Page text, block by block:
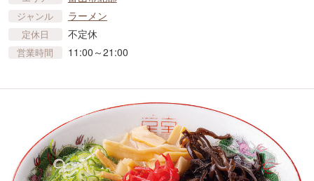
ジャンル ラーメン
定休日 不定休
営業時間 11:00～21:00